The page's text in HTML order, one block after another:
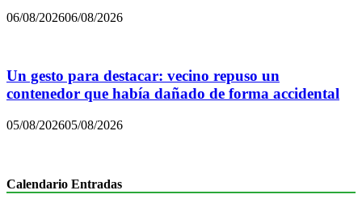
06/08/202606/08/2026
Un gesto para destacar: vecino repuso un
contenedor que había dañado de forma accidental
05/08/202605/08/2026
Calendario Entradas